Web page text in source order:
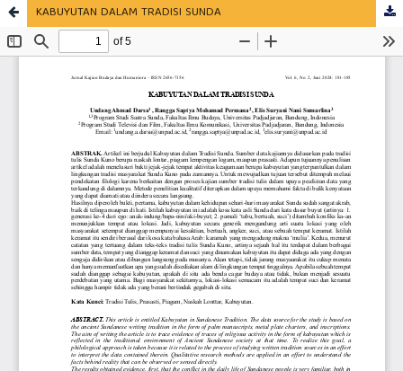
KABUYUTAN DALAM TRADISI SUNDA